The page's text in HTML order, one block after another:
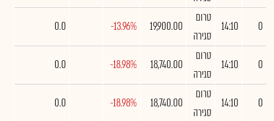
0
14:10
טרום
סגירה
19,900.00
-13.96%
0.0
0
14:10
טרום
סגירה
18,740.00
-18.98%
0.0
0
14:10
טרום
סגירה
18,740.00
-18.98%
0.0